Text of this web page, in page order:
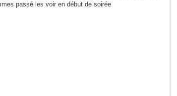
passé les voir en début de soirée